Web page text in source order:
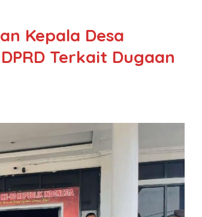
Kepala Desa
Terkait Dugaan